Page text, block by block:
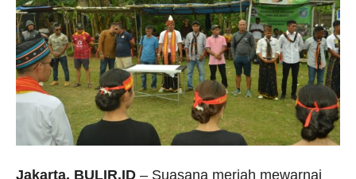
Jakarta, BULIR.ID – Suasana meriah mewarnai